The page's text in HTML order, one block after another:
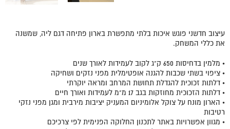
עיצוב חדשני פוגש איכות בלתי מתפשרת בארון פתיחה דגם ליה, שמשנה
את כללי המשחק.
• מלמין בדחיסות 650 ק"ג לקוב לעמידות לאורך שנים
• ציפוי בשתי שכבות להגנה אופטימלית מפני נזקים ושחיקה
• דלתות זכוכית להגדלת תחושת המרחב ומראה יוקרתי
• דלתות הזכוכית מחוזקות בגב 17 מ"מ לעמידות ואורך חיים
• הארון מונח על צוקל אלומיניום המעניק יציבות מירבית ומגן מפני נזקי
רטיבות
• מגוון אפשרויות באתר לתכנון החלוקה הפנימית לפי צרכיכם